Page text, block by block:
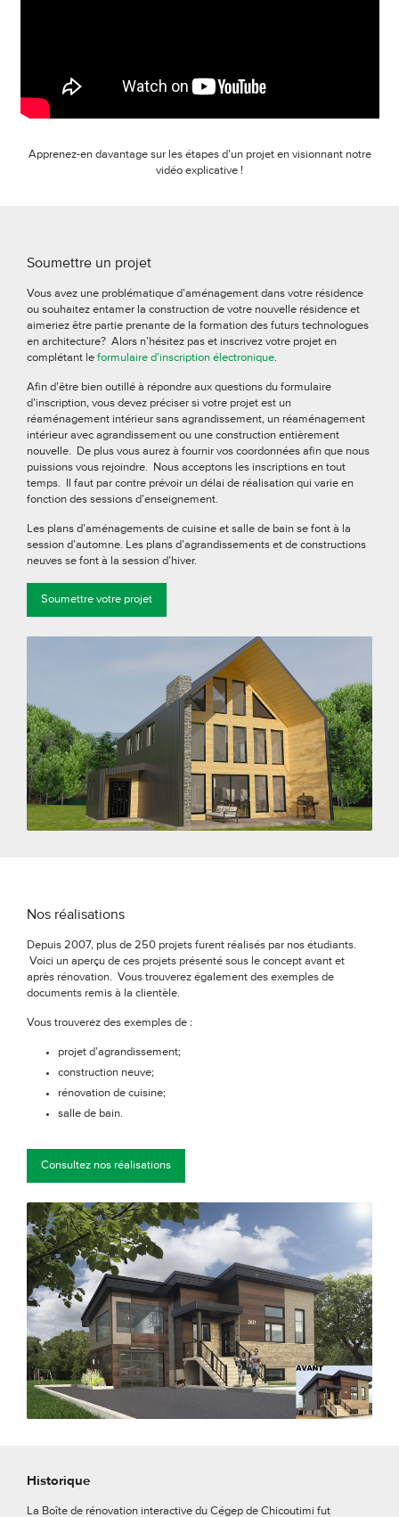
Apprenez-en davantage sur les étapes d’un projet en visionnant notre
vidéo explicative !
Soumettre un projet
Vous avez une problématique d’aménagement dans votre résidence
ou souhaitez entamer la construction de votre nouvelle résidence et
aimeriez être partie prenante de la formation des futurs technologues
en architecture? Alors n’hésitez pas et inscrivez votre projet en
complétant le formulaire d’inscription électronique.
Afin d’être bien outillé à répondre aux questions du formulaire
d’inscription, vous devez préciser si votre projet est un
réaménagement intérieur sans agrandissement, un réaménagement
intérieur avec agrandissement ou une construction entièrement
nouvelle. De plus vous aurez à fournir vos coordonnées afin que nous
puissions vous rejoindre. Nous acceptons les inscriptions en tout
temps. Il faut par contre prévoir un délai de réalisation qui varie en
fonction des sessions d’enseignement.
Les plans d’aménagements de cuisine et salle de bain se font à la
session d’automne. Les plans d’agrandissements et de constructions
neuves se font à la session d’hiver.
Soumettre votre projet
Nos réalisations
Depuis 2007, plus de 250 projets furent réalisés par nos étudiants.
Voici un aperçu de ces projets présenté sous le concept avant et
après rénovation. Vous trouverez également des exemples de
documents remis à la clientèle.
Vous trouverez des exemples de :
projet d’agrandissement;
construction neuve;
rénovation de cuisine;
salle de bain.
Consultez nos réalisations
Historique
La Boîte de rénovation interactive du Cégep de Chicoutimi fut